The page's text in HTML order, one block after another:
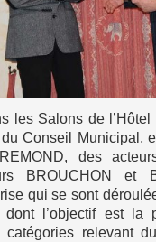
les Salons de
Conseil Municipal,
des
BROUCHON et
qui se sont
dont l’objectif est la
relevant